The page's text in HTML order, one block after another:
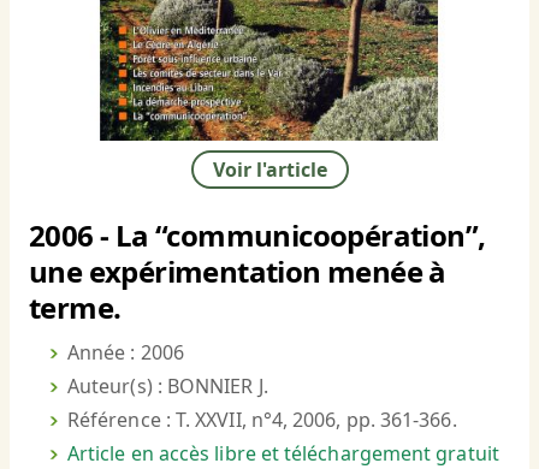
Voir l'article
2006 - La “communicoopération”,
une expérimentation menée à
terme.
Année : 2006
Auteur(s) : BONNIER J.
Référence : T. XXVII, n°4, 2006, pp. 361-366.
Article en accès libre et téléchargement gratuit